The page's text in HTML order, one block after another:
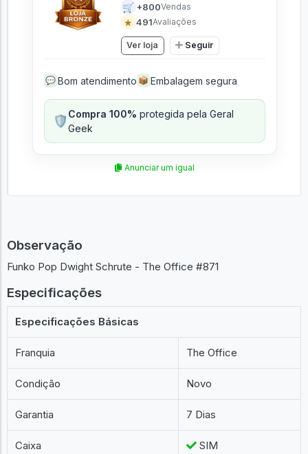
🛒 +800Vendas
★ 491Avaliações
Ver loja Seguir
💬 Bom atendimento 📦 Embalagem segura
🛡️Compra 100% protegida pela Geral
Geek
Anunciar um igual
Observação
Funko Pop Dwight Schrute - The Office #871
Especificações
Especificações Básicas
Franquia The Office
Condição Novo
Garantia 7 Dias
Caixa SIM